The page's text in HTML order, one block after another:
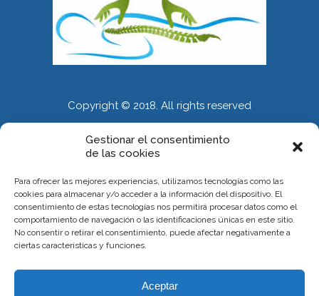
Gestionar el consentimiento
de las cookies
Para ofrecer las mejores experiencias, utilizamos tecnologías como las
cookies para almacenar y/o acceder a la información del dispositivo. El
consentimiento de estas tecnologías nos permitirá procesar datos como el
comportamiento de navegación o las identificaciones únicas en este sitio.
No consentir o retirar el consentimiento, puede afectar negativamente a
ciertas características y funciones.
Aceptar
Copyright © 2018. All rights reserved
INFORMACIÓN
Calle Alberola 51. Entresuelo. 03007 Alicante
Citas 667 375 119
carlososteopatia37@gmail.com
INFORMACIÓN